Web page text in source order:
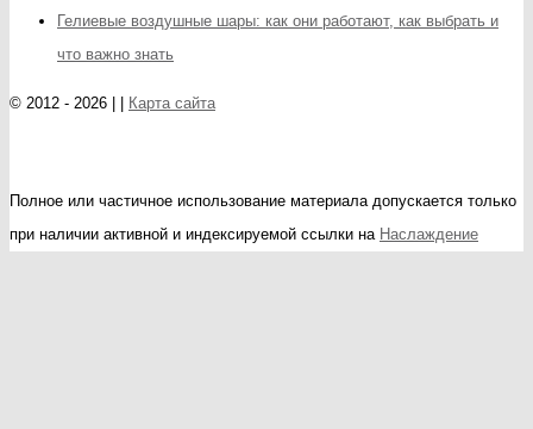
Гелиевые воздушные шары: как они работают, как выбрать и
что важно знать
© 2012 - 2026 | | Карта сайта
Полное или частичное использование материала допускается только
при наличии активной и индексируемой ссылки на Наслаждение